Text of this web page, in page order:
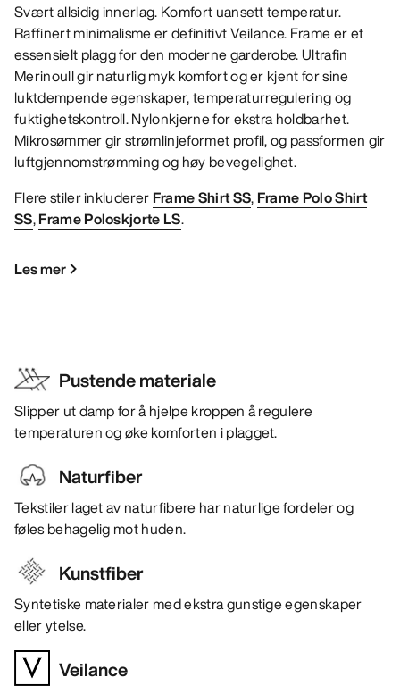
Svært allsidig innerlag. Komfort uansett temperatur.
Raffinert minimalisme er definitivt Veilance. Frame er et
essensielt plagg for den moderne garderobe. Ultrafin
Merinoull gir naturlig myk komfort og er kjent for sine
luktdempende egenskaper, temperaturregulering og
fuktighetskontroll. Nylonkjerne for ekstra holdbarhet.
Mikrosømmer gir strømlinjeformet profil, og passformen gir
luftgjennomstrømming og høy bevegelighet.
Flere stiler inkluderer Frame Shirt SS, Frame Polo Shirt
SS,Frame Poloskjorte LS.
Les mer
Pustende materiale
Slipper ut damp for å hjelpe kroppen å regulere
temperaturen og øke komforten i plagget.
Naturfiber
Tekstiler laget av naturfibere har naturlige fordeler og
føles behagelig mot huden.
Kunstfiber
Syntetiske materialer med ekstra gunstige egenskaper
eller ytelse.
Veilance